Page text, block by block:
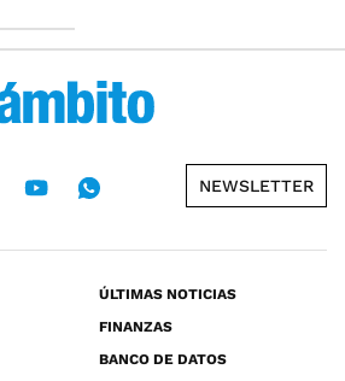
NEWSLETTER
ÚLTIMAS NOTICIAS
FINANZAS
BANCO DE DATOS